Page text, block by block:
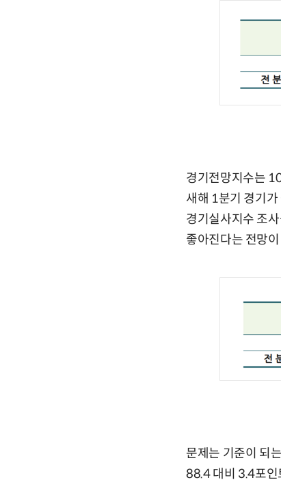
경기전망지수는
새해 1분기 경기
경기실사지수 조
좋아진다는 전망
문제는 기준이 되
88.4 대비 3.4포인